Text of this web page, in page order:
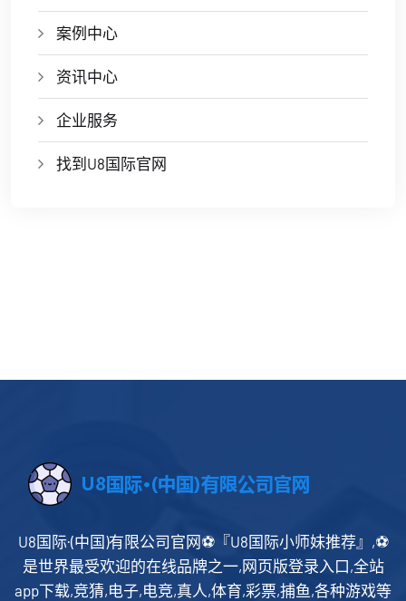
案例中心
资讯中心
企业服务
找到U8国际官网
U8国际·(中国)有限公司官网⚽️『U8国际小师妹推荐』,⚽️
是世界最受欢迎的在线品牌之一,网页版登录入口,全站
app下载,竞猜,电子,电竞,真人,体育,彩票,捕鱼,各种游戏等